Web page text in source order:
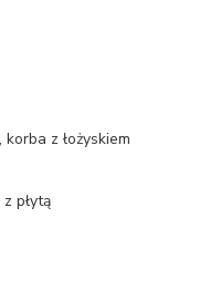
z łożyskiem
płytą